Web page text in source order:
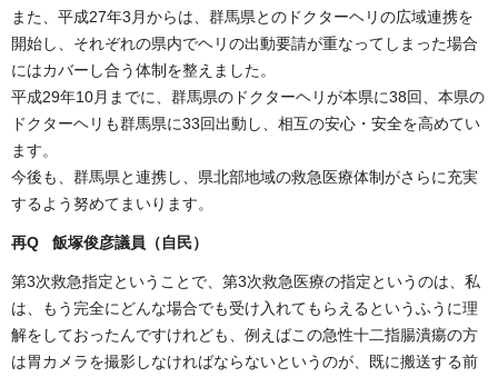
また、平成27年3月からは、群馬県とのドクターヘリの広域連携を
開始し、それぞれの県内でヘリの出動要請が重なってしまった場合
にはカバーし合う体制を整えました。
平成29年10月までに、群馬県のドクターヘリが本県に38回、本県の
ドクターヘリも群馬県に33回出動し、相互の安心・安全を高めてい
ます。
今後も、群馬県と連携し、県北部地域の救急医療体制がさらに充実
するよう努めてまいります。
再Q 飯塚俊彦議員（自民）
第3次救急指定ということで、第3次救急医療の指定というのは、私
は、もう完全にどんな場合でも受け入れてもらえるというふうに理
解をしておったんですけれども、例えばこの急性十二指腸潰瘍の方
は胃カメラを撮影しなければならないというのが、既に搬送する前